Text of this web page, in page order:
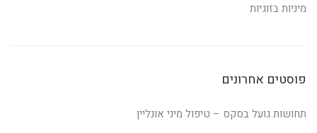
מיניות בזוגיות
פוסטים אחרונים
תחושות גועל בסקס – טיפול מיני אונליין